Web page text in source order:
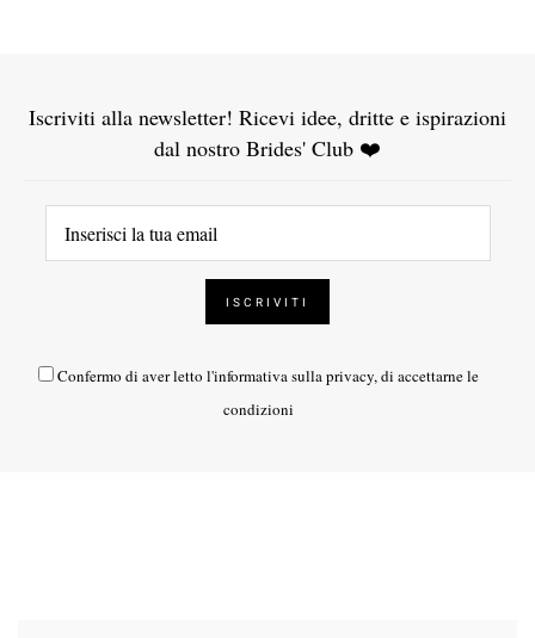
Iscriviti alla newsletter! Ricevi idee, dritte e ispirazioni
dal nostro Brides' Club ❤️
Confermo di aver letto l'informativa sulla privacy, di accettarne le
condizioni